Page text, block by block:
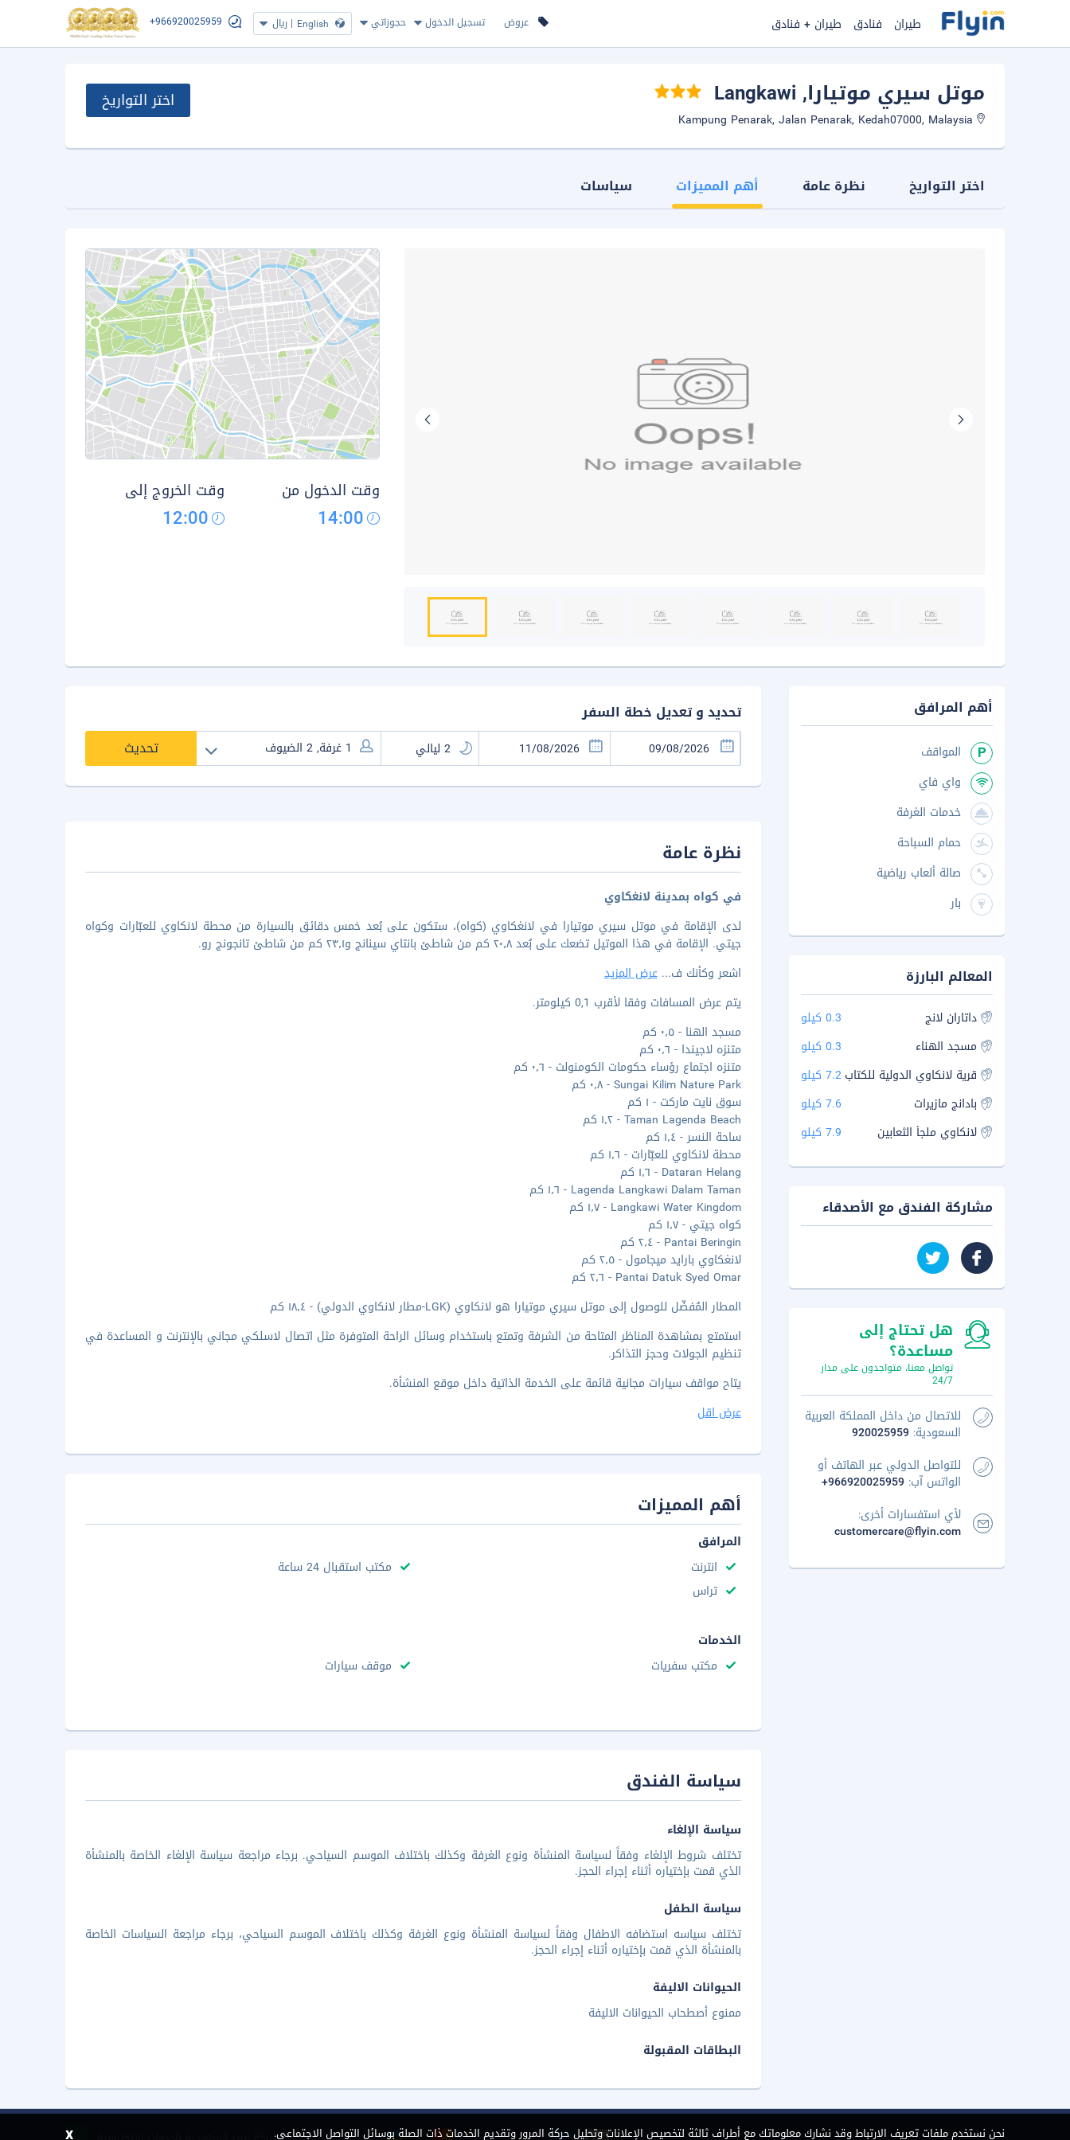
عروض تسجيل الدخول حجوزاتي English
| ريال +966920025959 طيران فنادق طيران + فنادق
موتل سيري موتيارا, Langkawi اختر التواريخ
اختر التواريخ نظرة عامة أهم المميزات سياسات
وقت الدخول من
14:00
وقت الخروج إلى
12:00
تحديد و تعديل خطة السفر
تحديث
نظرة عامة
في كواه بمدينة لانغكاوي
لدى الإقامة في موتل سيري موتيارا في لانغكاوي (كواه)، ستكون على بُعد خمس دقائق بالسيارة من محطة لانكاوي للعبّارات وكواه
جيتي. الإقامة في هذا الموتيل تضعك على بُعد ٢٠٫٨ كم من شاطئ بانتاي سينانج و٢٣٫١ كم من شاطئ تانجونج رو.
اشعر وكأنك ف...عرض المزيد
يتم عرض المسافات وفقا لأقرب 0,1 كيلومتر.
مسجد الهنا - ٠٫٥ كم
متنزه لاجيندا - ٠٫٦ كم
متنزه اجتماع رؤساء حكومات الكومنولث - ٠٫٦ كم
Sungai Kilim Nature Park - ٠٫٨ كم
سوق نايت ماركت - ١ كم
Taman Lagenda Beach - ١٫٢ كم
ساحة النسر - ١٫٤ كم
محطة لانكاوي للعبّارات - ١٫٦ كم
Dataran Helang - ١٫٦ كم
Lagenda Langkawi Dalam Taman - ١٫٦ كم
Langkawi Water Kingdom - ١٫٧ كم
كواه جيتي - ١٫٧ كم
Pantai Beringin - ٢٫٤ كم
لانغكاوي بارايد ميجامول - ٢٫٥ كم
Pantai Datuk Syed Omar - ٢٫٦ كم
المطار المُفضّل للوصول إلى موتل سيري موتيارا هو لانكاوي (LGK-مطار لانكاوي الدولي) - ١٨٫٤ كم
استمتع بمشاهدة المناظر المتاحة من الشرفة وتمتع باستخدام وسائل الراحة المتوفرة مثل اتصال لاسلكي مجاني بالإنترنت و المساعدة في
تنظيم الجولات وحجز التذاكر.
يتاح مواقف سيارات مجانية قائمة على الخدمة الذاتية داخل موقع المنشأة.
عرض اقل
أهم المميزات
المرافق
انترنت
مكتب استقبال 24 ساعة
تراس
الخدمات
مكتب سفريات
موقف سيارات
سياسة الفندق
سياسة الإلغاء
تختلف شروط الإلغاء وفقاً لسياسة المنشأة ونوع الغرفة وكذلك باختلاف الموسم السياحي. برجاء مراجعة سياسة الإلغاء الخاصة بالمنشأة
الذي قمت بإختياره أثناء إجراء الحجز.
سياسة الطفل
تختلف سياسه استضافه الاطفال وفقاً لسياسة المنشأة ونوع الغرفة وكذلك باختلاف الموسم السياحي، برجاء مراجعة السياسات الخاصة
بالمنشأة الذي قمت بإختياره أثناء إجراء الحجز.
الحيوانات الاليفة
ممنوع أصطحاب الحيوانات الاليفة
البطاقات المقبولة
أهم المرافق
المواقف
واي فاي
خدمات الغرفة
حمام السباحة
صالة ألعاب رياضية
بار
المعالم البارزة
داتاران لانج
0.3 كيلو
مسجد الهناء
0.3 كيلو
قرية لانكاوي الدولية للكتاب7.2 كيلو
بادانج مازيرات
7.6 كيلو
لانكاوي ملجأ الثعابين
7.9 كيلو
مشاركة الفندق مع الأصدقاء
هل تحتاج إلى
مساعدة؟
تواصل معنا، متواجدون على مدار
24/7
للاتصال من داخل المملكة العربية
السعودية: 920025959
للتواصل الدولي عبر الهاتف أو
الواتس آب: +966920025959
لأي استفسارات أخرى:
customercare@flyin.com
نحن نستخدم ملفات تعريف الارتباط وقد نشارك معلوماتك مع أطراف ثالثة لتخصيص الإعلانات وتحليل حركة المرور وتقديم الخدمات ذات الصلة بوسائل التواصل الاجتماعي.
x